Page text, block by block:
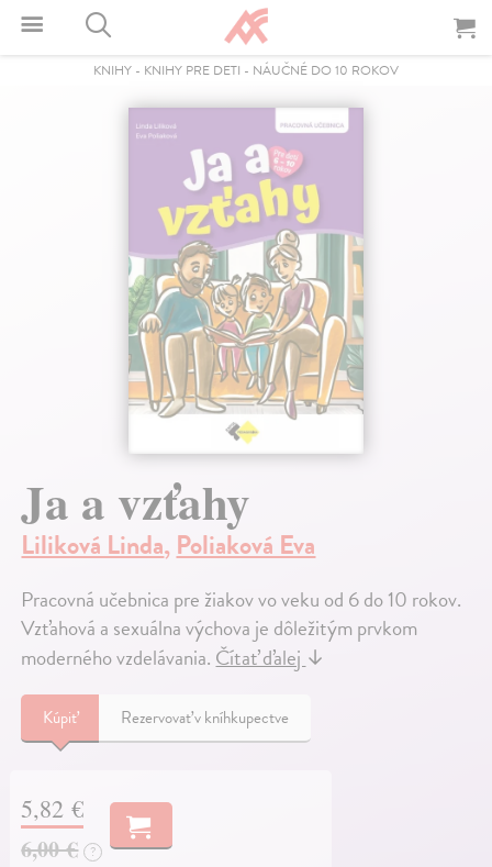
KNIHY - KNIHY PRE DETI - NÁUČNÉ DO 10 ROKOV
Ja a vzťahy
Liliková Linda,Poliaková Eva
Pracovná učebnica pre žiakov vo veku od 6 do 10 rokov.
Vzťahová a sexuálna výchova je dôležitým prvkom
moderného vzdelávania.Čítať ďalej↓
Kúpiť Rezervovať v kníhkupectve
5,82 €
6,00 €
?